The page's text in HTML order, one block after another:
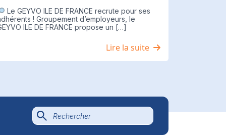
Le GEYVO ILE DE FRANCE recrute pour ses
! Groupement d’employeurs, le
ILE DE FRANCE propose un […]
Lire la suite